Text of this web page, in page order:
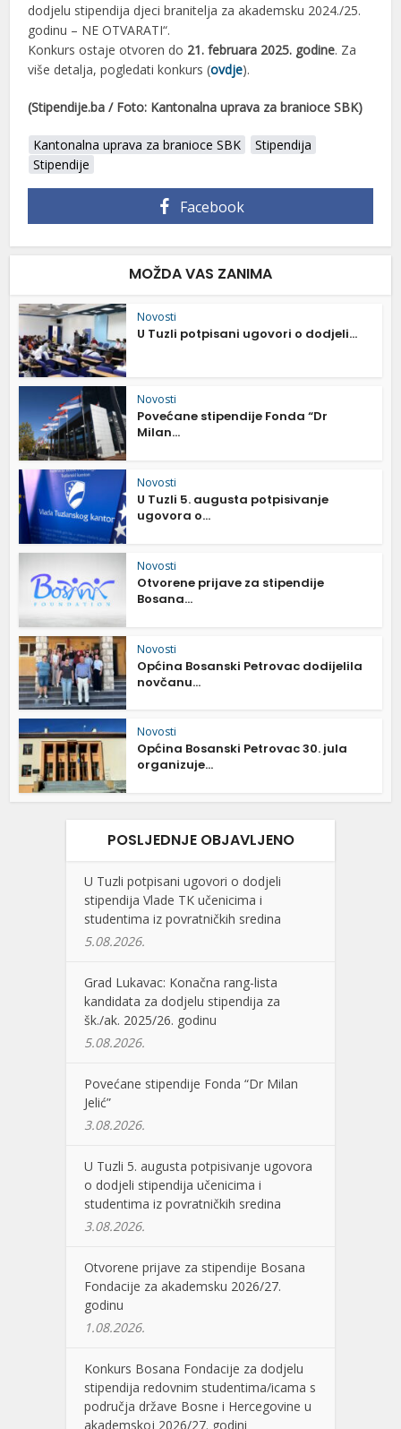
dodjelu stipendija djeci branitelja za akademsku 2024./25.
godinu – NE OTVARATI“.
Konkurs ostaje otvoren do 21. februara 2025. godine. Za
više detalja, pogledati konkurs (ovdje).
(Stipendije.ba / Foto: Kantonalna uprava za branioce SBK)
Kantonalna uprava za branioce SBK
Stipendija
Stipendije
Facebook
MOŽDA VAS ZANIMA
Novosti
U Tuzli potpisani ugovori o dodjeli...
Novosti
Povećane stipendije Fonda “Dr
Milan...
Novosti
U Tuzli 5. augusta potpisivanje
ugovora o...
Novosti
Otvorene prijave za stipendije
Bosana...
Novosti
Općina Bosanski Petrovac dodijelila
novčanu...
Novosti
Općina Bosanski Petrovac 30. jula
organizuje...
POSLJEDNJE OBJAVLJENO
U Tuzli potpisani ugovori o dodjeli
stipendija Vlade TK učenicima i
studentima iz povratničkih sredina
5.08.2026.
Grad Lukavac: Konačna rang-lista
kandidata za dodjelu stipendija za
šk./ak. 2025/26. godinu
5.08.2026.
Povećane stipendije Fonda “Dr Milan
Jelić”
3.08.2026.
U Tuzli 5. augusta potpisivanje ugovora
o dodjeli stipendija učenicima i
studentima iz povratničkih sredina
3.08.2026.
Otvorene prijave za stipendije Bosana
Fondacije za akademsku 2026/27.
godinu
1.08.2026.
Konkurs Bosana Fondacije za dodjelu
stipendija redovnim studentima/icama s
područja države Bosne i Hercegovine u
akademskoj 2026/27. godini